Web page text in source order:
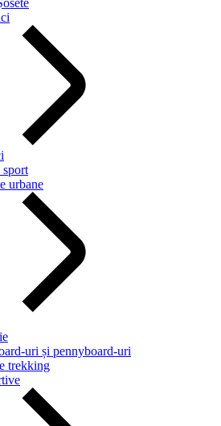
sport
urbane
uri și pennyboard-uri
trekking